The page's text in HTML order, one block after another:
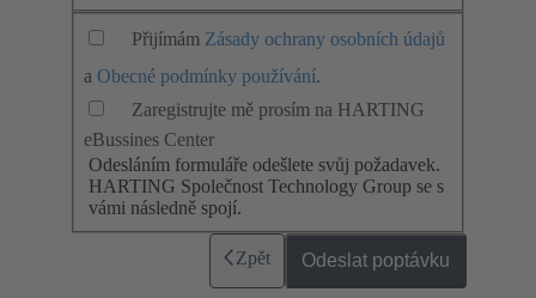
Přijímám Zásady ochrany osobních údajů
a Obecné podmínky používání.
Zaregistrujte mě prosím na HARTING
eBussines Center
Odesláním formuláře odešlete svůj požadavek.
HARTING Společnost Technology Group se s
vámi následně spojí.
Zpět Odeslat poptávku